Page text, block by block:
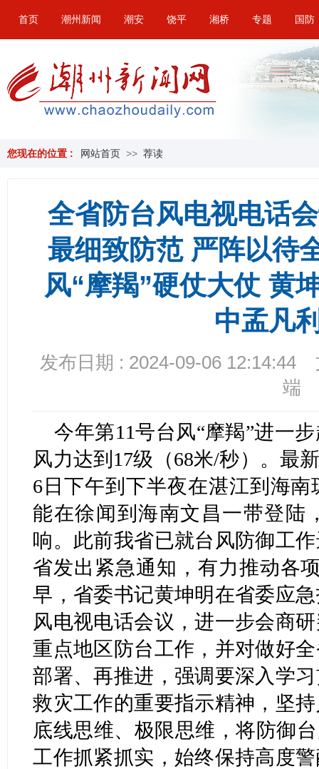
首页 潮州新闻 潮安 饶平 湘桥 专题 国防
您现在的位置 : 网站首页 >> 荐读
全省防台风电视电话
最细致防范 严阵以待
风“摩羯”硬仗大仗 黄
中孟凡
发布日期 : 2024-09-06 12:14:44
端
今年第11号台风“摩羯”进一
风力达到17级（68米/秒）。最
6日下午到下半夜在湛江到海
能在徐闻到海南文昌一带登陆
响。此前我省已就台风防御工
省发出紧急通知，有力推动各
早，省委书记黄坤明在省委应
风电视电话会议，进一步会商
重点地区防台工作，并对做好
部署、再推进，强调要深入学
救灾工作的重要指示精神，坚
底线思维、极限思维，将防御
工作抓紧抓实，始终保持高度